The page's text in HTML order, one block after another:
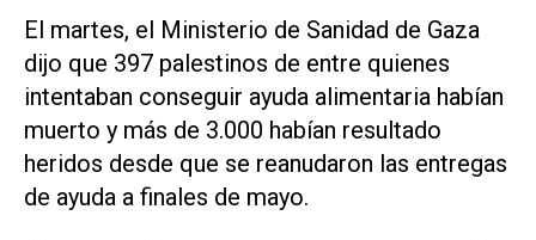
El martes, el Ministerio de Sanidad de Gaza
dijo que 397 palestinos de entre quienes
intentaban conseguir ayuda alimentaria habían
muerto y más de 3.000 habían resultado
heridos desde que se reanudaron las entregas
de ayuda a finales de mayo.